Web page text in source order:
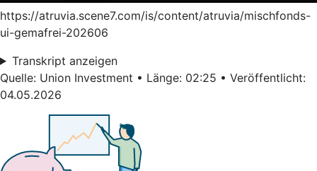
https://atruvia.scene7.com/is/content/atruvia/mischfonds-
ui-gemafrei-202606
Transkript anzeigen
Quelle: Union Investment • Länge: 02:25 • Veröffentlicht:
04.05.2026